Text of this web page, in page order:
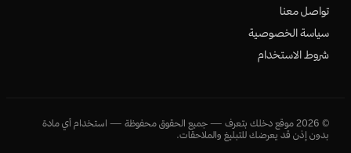
تواصل معنا
سياسة الخصوصية
شروط الاستخدام
©
2026 موقع دخلك بتعرف — جميع الحقوق محفوظة — استخدام أي مادة
بدون إذن قد يعرضك للتبليغ والملاحقات.